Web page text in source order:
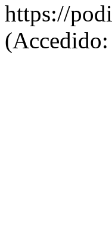
https://